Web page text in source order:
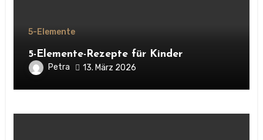
5-Elemente
5-Elemente-Rezepte für Kinder
Petra 13. März 2026